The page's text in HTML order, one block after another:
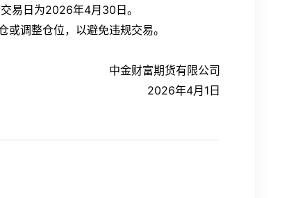
易日为2026年4月30日。
调整仓位，以避免违规交易。
中金财富期货有限公司
2026年4月1日